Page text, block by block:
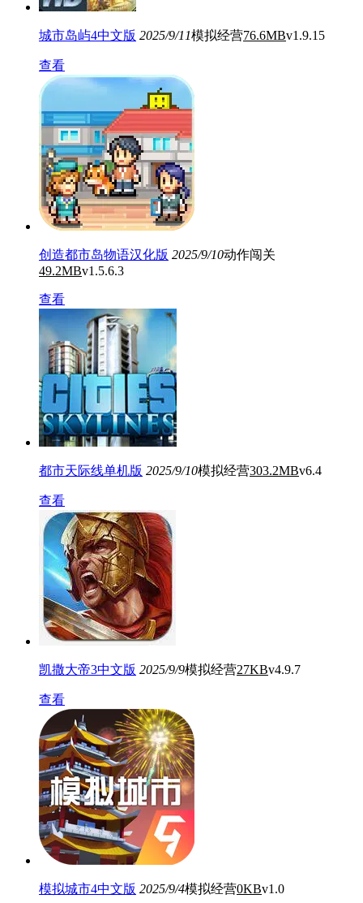
城市岛屿4中文版 2025/9/11模拟经营76.6MBv1.9.15
查看
创造都市岛物语汉化版 2025/9/10动作闯关
49.2MBv1.5.6.3
查看
都市天际线单机版 2025/9/10模拟经营303.2MBv6.4
查看
凯撒大帝3中文版 2025/9/9模拟经营27KBv4.9.7
查看
模拟城市4中文版 2025/9/4模拟经营0KBv1.0